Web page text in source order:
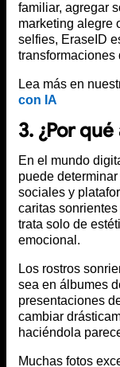
familiar, agregar
marketing alegre
selfies, EraseID
transformaciones
Lea más en
con IA
3. ¿Por
En el mundo
puede
sociales y
caritas
trata solo de
emocional.
Los rostros
sea en álbumes
presentaciones
cambiar
haciéndola
Muchas fotos